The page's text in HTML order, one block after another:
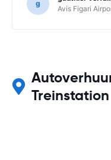
g
Avis Figari
Treinstation